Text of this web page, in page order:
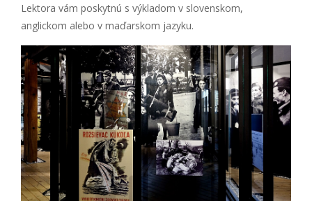
Lektora vám poskytnú s výkladom v slovenskom,
anglickom alebo v maďarskom jazyku.